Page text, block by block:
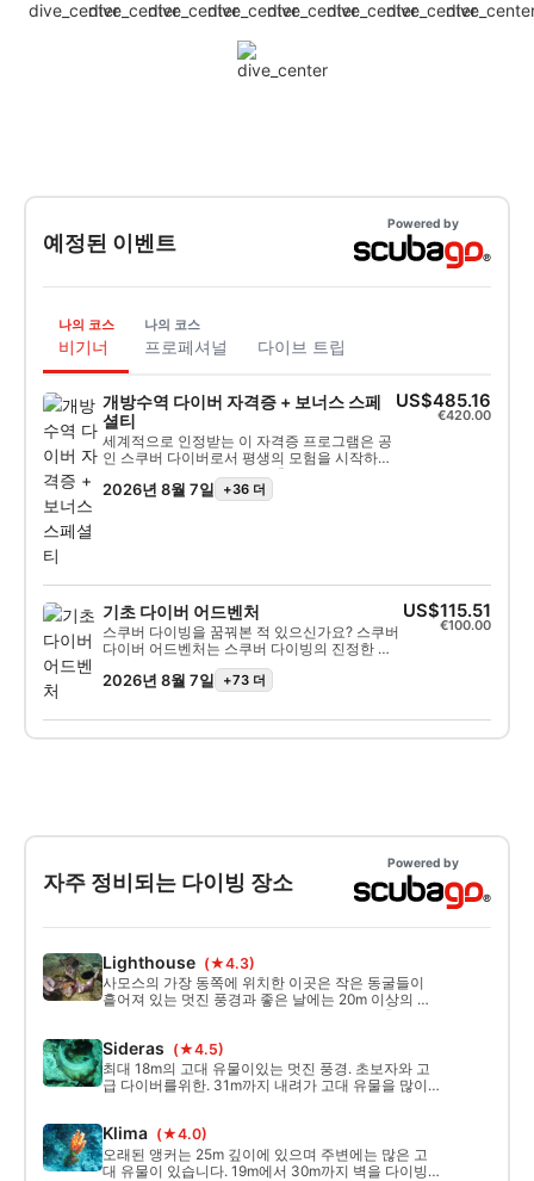
예정된 이벤트
Powered by
나의 코스
비기너
나의 코스
프로페셔널 다이브 트립
개방수역 다이버 자격증 + 보너스 스페
셜티
세계적으로 인정받는 이 자격증 프로그램은 공
인 스쿠버 다이버로서 평생의 모험을 시작하는
최고의 방법입니다. 개인 맞춤형 교육과 수중
실습을 통해 수중에서 진정으로 편안함을 느낄
다. 고품질 교육 외에도, 더욱 숙련된 다이버가
되고 주변 환경에 대한 인식을 높일 수 있도록
무료 스페셜티 과정 하나를 제공합니다. 완벽한
부력 조절 또는 해양 생태계 중 하나를 선택하
실 수 있습니다.
2026년 8월 7일 +36 더
US$485.16
€420.00
기초 다이버 어드벤처
스쿠버 다이빙을 꿈꿔본 적 있으신가요? 스쿠버
다이버 어드벤처는 스쿠버 다이빙의 진정한 매
력을 경험할 수 있는 최고의 첫걸음입니다. 전담
강사와 함께하는 일일 보트 투어에 참여하여 단
추억을 만들어보세요. 첫 번째 다이빙에서는 함
간의 수료증을 받게 됩니다. 이 투어는 최대 2명
친구/가족분들과 함께하는 맞춤형 투어를 기꺼
이 준비해 드립니다. 투어가 마음에 드셨다면, 당
일 투어 후 6개월 유효 수료증을 평생 수료증으
2026년 8월 7일 +73 더
US$115.51
€100.00
자주 정비되는 다이빙 장소
Powered by
Lighthouse (★4.3)
사모스의 가장 동쪽에 위치한 이곳은 작은 동굴들이
흩어져 있는 멋진 풍경과 좋은 날에는 20m 이상의 시
야를 제공합니다. 초보자와 상급자 모두에게 훌륭한
Sideras (★4.5)
최대 18m의 고대 유물이있는 멋진 풍경. 초보자와 고
급 다이버를위한. 31m까지 내려가 고대 유물을 많이
Klima (★4.0)
오래된 앵커는 25m 깊이에 있으며 주변에는 많은 고
대 유물이 있습니다. 19m에서 30m까지 벽을 다이빙